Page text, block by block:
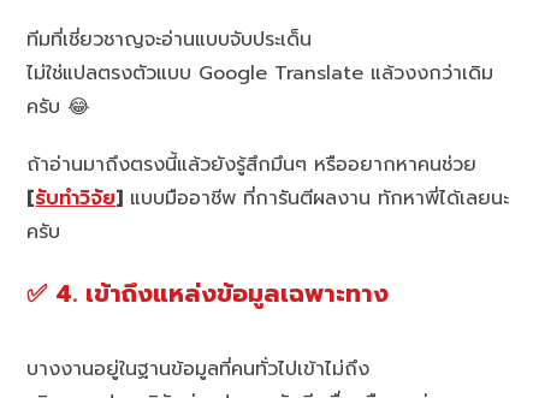
ทีมที่เชี่ยวชาญจะอ่านแบบจับประเด็น
ไม่ใช่แปลตรงตัวแบบ Google Translate แล้วงงกว่าเดิม
ครับ 😂
ถ้าอ่านมาถึงตรงนี้แล้วยังรู้สึกมึนๆ หรืออยากหาคนช่วย
[รับทำวิจัย] แบบมืออาชีพ ที่การันตีผลงาน ทักหาพี่ได้เลยนะ
ครับ
✅ 4. เข้าถึงแหล่งข้อมูลเฉพาะทาง
บางงานอยู่ในฐานข้อมูลที่คนทั่วไปเข้าไม่ถึง